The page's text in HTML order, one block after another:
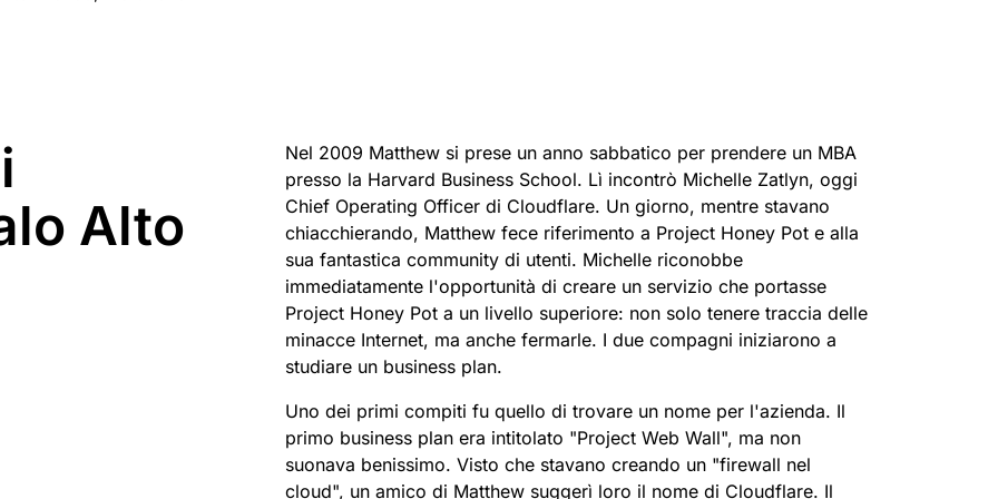
Crittografia post-quantistica
Proteggi i dati e rispetta gli
standard di conformità
Eventi
Demo
Webinar
Workshop
Richiedi una demo
Ricerca e
operazioni sulle
minacce
traffico e della
sicurezza di
Internet
Alto
Nel 2009 Matthew si prese un anno sabbatico per prendere un MBA
presso la Harvard Business School. Lì incontrò Michelle Zatlyn, oggi
Chief Operating Officer di Cloudflare. Un giorno, mentre stavano
chiacchierando, Matthew fece riferimento a Project Honey Pot e alla
sua fantastica community di utenti. Michelle riconobbe
immediatamente l'opportunità di creare un servizio che portasse
Project Honey Pot a un livello superiore: non solo tenere traccia delle
minacce Internet, ma anche fermarle. I due compagni iniziarono a
studiare un business plan.
Uno dei primi compiti fu quello di trovare un nome per l'azienda. Il
primo business plan era intitolato "Project Web Wall", ma non
suonava benissimo. Visto che stavano creando un "firewall nel
cloud", un amico di Matthew suggerì loro il nome di Cloudflare. Il